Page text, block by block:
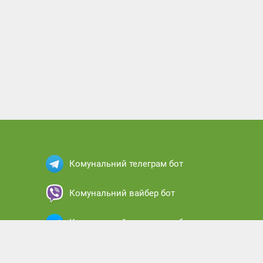
Комунальний телеграм бот
Комунальний вайбер бот
Комунальний месенджер бот